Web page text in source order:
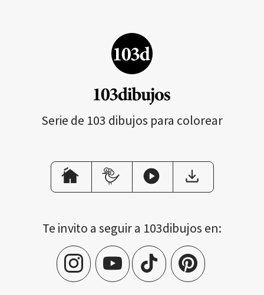
Serie de 103 dibujos para colorear
Te invito a seguir a 103dibujos en: